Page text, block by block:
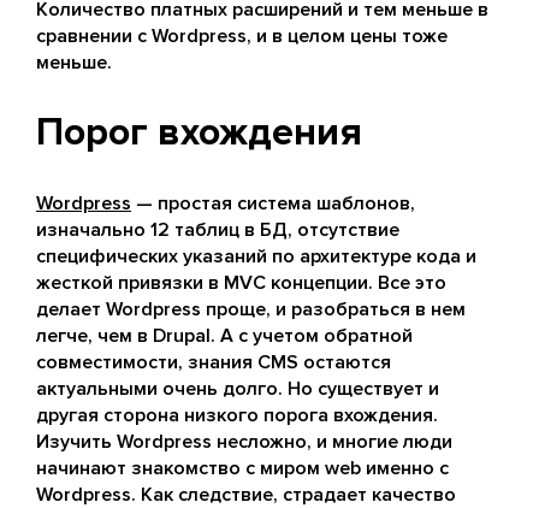
Количество платных расширений и тем меньше в
сравнении с Wordpress, и в целом цены тоже
меньше.
Порог вхождения
Wordpress — простая система шаблонов,
изначально 12 таблиц в БД, отсутствие
специфических указаний по архитектуре кода и
жесткой привязки в MVC концепции. Все это
делает Wordpress проще, и разобраться в нем
легче, чем в Drupal. А с учетом обратной
совместимости, знания CMS остаются
актуальными очень долго. Но существует и
другая сторона низкого порога вхождения.
Изучить Wordpress несложно, и многие люди
начинают знакомство с миром web именно с
Wordpress. Как следствие, страдает качество